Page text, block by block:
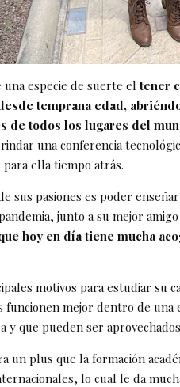
especie de suerte el tener
temprana edad,
de todos los lugares del
una conferencia
ella tiempo atrás.
sus pasiones es poder
junto a su mejor
hoy en día tiene mucha
motivos para estudiar su
funcionen mejor dentro de una
y que pueden ser
un plus que la formación
lo cual le da